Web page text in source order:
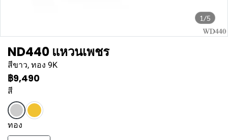
1/5
ND440 แหวนเพชร
สีขาว, ทอง 9K
฿9,490
สี
ทอง